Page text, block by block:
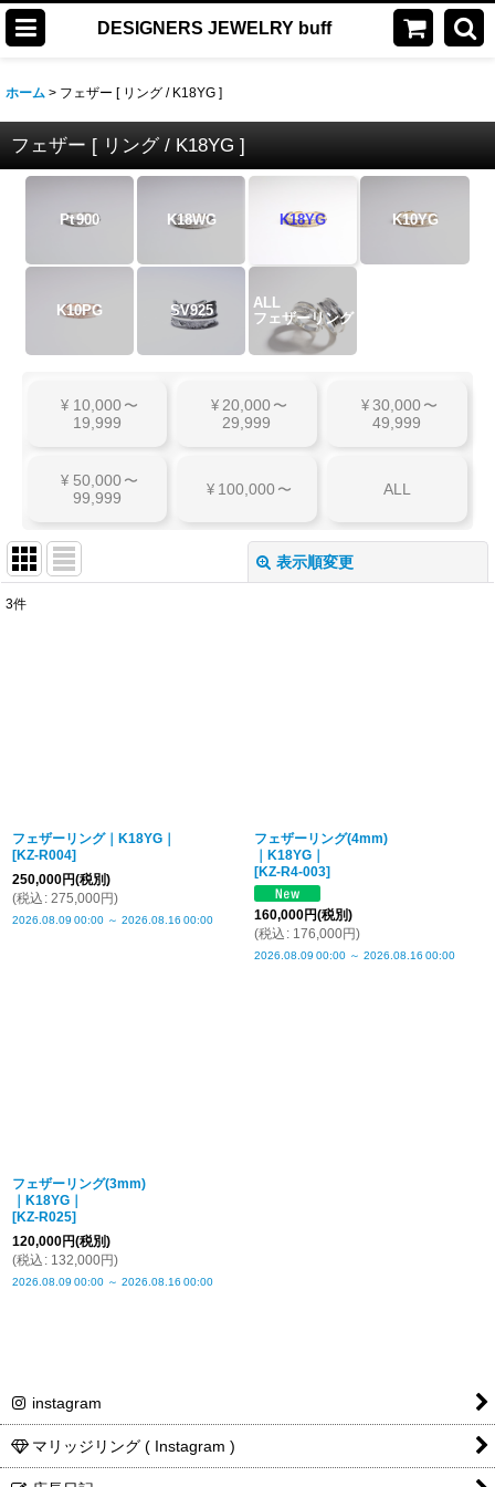
DESIGNERS JEWELRY buff
ホーム > フェザー [ リング / K18YG ]
フェザー [ リング / K18YG ]
Pt900 K18WG K18YG K10YG
K10PG SV925
ALL
フェザーリング
¥ 10,000 〜
19,999
¥ 20,000 〜
29,999
¥ 30,000 〜
49,999
¥ 50,000 〜
99,999 ¥ 100,000 〜 ALL
表示順変更
3件
フェザーリング｜K18YG｜
[KZ-R004]
250,000円(税別)
(税込 : 275,000円)
2026.08.09 00:00 ～ 2026.08.16 00:00
フェザーリング(4mm)
｜K18YG｜
[KZ-R4-003]
160,000円(税別)
(税込 : 176,000円)
2026.08.09 00:00 ～ 2026.08.16 00:00
フェザーリング(3mm)
｜K18YG｜
[KZ-R025]
120,000円(税別)
(税込 : 132,000円)
2026.08.09 00:00 ～ 2026.08.16 00:00
instagram
マリッジリング ( Instagram )